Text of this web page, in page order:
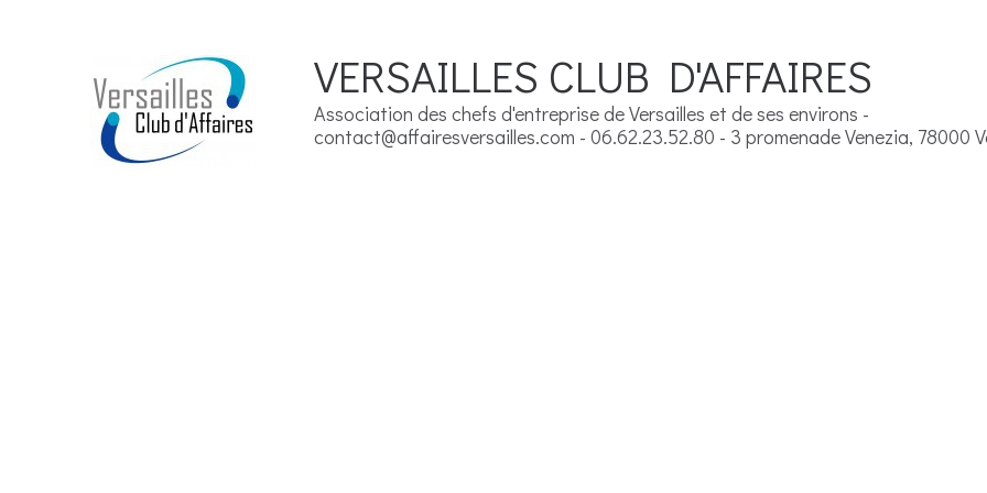
VERSAILLES CLUB D'AFFAIRES
Association des chefs d'entreprise de Versailles et de ses environs -
contact@affairesversailles.com - 06.62.23.52.80 - 3 promenade Venezia, 78000